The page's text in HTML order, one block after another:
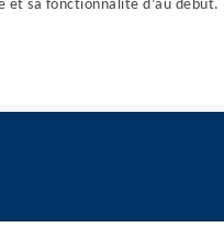
et sa fonctionnalité d’au début.